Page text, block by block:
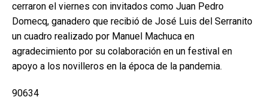
cerraron el viernes con invitados como Juan Pedro
Domecq, ganadero que recibió de José Luis del Serranito
un cuadro realizado por Manuel Machuca en
agradecimiento por su colaboración en un festival en
apoyo a los novilleros en la época de la pandemia.
90634